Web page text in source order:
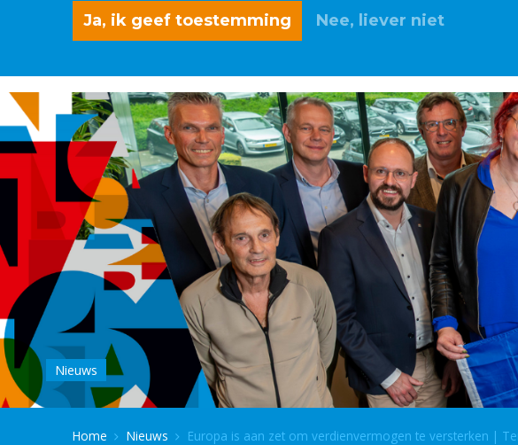
Ja, ik geef toestemming Nee, liever niet
Nieuws
Home Nieuws Europa is aan zet om verdienvermogen te versterken |